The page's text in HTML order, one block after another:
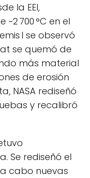
la EEI,
700 °C en el
I se observó
se quemó de
más material
de erosión
NASA rediseñó
y recalibró
Se rediseñó el
cabo nuevas